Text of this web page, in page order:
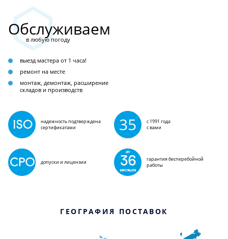
Обслуживаем
в любую погоду
выезд мастера от 1 часа!
ремонт на месте
монтаж, демонтаж, расширение
складов и производств
надежность подтверждена
сертификатами
35
с 1991 года
с вами
допуски и лицензии
гарантия бесперебойной
работы
ГЕОГРАФИЯ ПОСТАВОК